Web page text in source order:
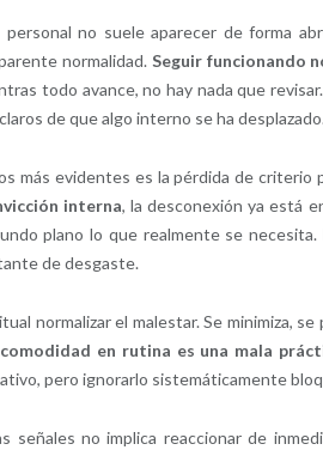
personal no suele aparecer de forma
normalidad. Seguir funcionando
todo avance, no hay nada que
de que algo interno se ha desplazado.
más evidentes es la pérdida de criterio
interna, la desconexión ya está
plano lo que realmente se
de desgaste.
normalizar el malestar. Se minimiza,
en rutina es una mala
pero ignorarlo sistemáticamente
señales no implica reaccionar de